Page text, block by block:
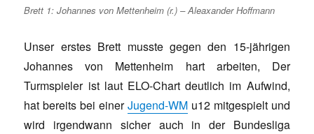
Brett 1: Johannes von Mettenheim (r.) – Aleaxander Hoffmann
Unser erstes Brett musste gegen den 15-jährigen
Johannes von Mettenheim hart arbeiten, Der
Turmspieler ist laut ELO-Chart deutlich im Aufwind,
hat bereits bei einerJugend-WMu12 mitgespielt und
wird irgendwann sicher auch in der Bundesliga